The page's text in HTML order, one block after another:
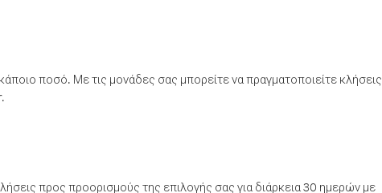
ποσό. Με τις μονάδες σας μπορείτε να πραγματοποιείτε κλήσεις
προς προορισμούς της επιλογής σας για διάρκεια 30 ημερών με